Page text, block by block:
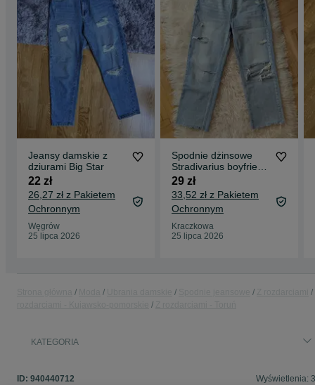
Jeansy damskie z
dziurami Big Star
22 zł
26,27 zł z Pakietem
Ochronnym
Węgrów
25 lipca 2026
Spodnie dżinsowe
Stradivarius boyfriend
mom jeans szerokie z
dziurami
29 zł
33,52 zł z Pakietem
Ochronnym
Kraczkowa
25 lipca 2026
KATEGORIA
ID: 940440712 Wyświetlenia: